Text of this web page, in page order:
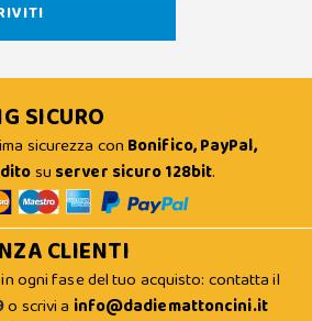
SICURO
sicurezza con Bonifico, PayPal,
su server sicuro 128bit.
CLIENTI
ogni fase del tuo acquisto: contatta il
o scrivi a info@dadiemattoncini.it